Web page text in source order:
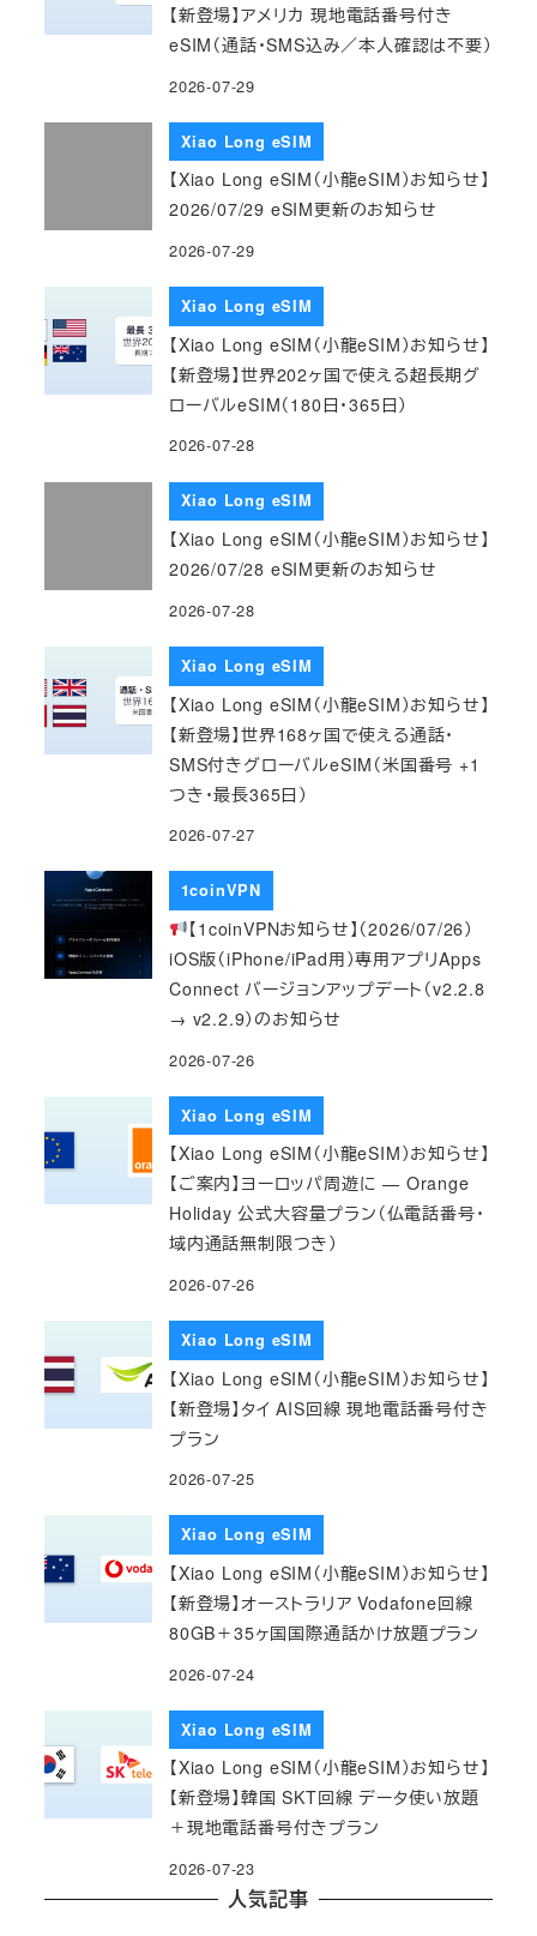
【新登場】アメリカ 現地電話番号付き
eSIM（通話・SMS込み／本人確認は不要）
2026-07-29
Xiao Long eSIM
【Xiao Long eSIM（小龍eSIM）お知らせ】
2026/07/29 eSIM更新のお知らせ
2026-07-29
Xiao Long eSIM
【Xiao Long eSIM（小龍eSIM）お知らせ】
【新登場】世界202ヶ国で使える超長期グ
ローバルeSIM（180日・365日）
2026-07-28
Xiao Long eSIM
【Xiao Long eSIM（小龍eSIM）お知らせ】
2026/07/28 eSIM更新のお知らせ
2026-07-28
Xiao Long eSIM
【Xiao Long eSIM（小龍eSIM）お知らせ】
【新登場】世界168ヶ国で使える通話・
SMS付きグローバルeSIM（米国番号 +1
つき・最長365日）
2026-07-27
1coinVPN
【1coinVPNお知らせ】（2026/07/26）
iOS版（iPhone/iPad用）専用アプリApps
Connect バージョンアップデート（v2.2.8
→ v2.2.9）のお知らせ
2026-07-26
Xiao Long eSIM
【Xiao Long eSIM（小龍eSIM）お知らせ】
【ご案内】ヨーロッパ周遊に — Orange
Holiday 公式大容量プラン（仏電話番号・
域内通話無制限つき）
2026-07-26
Xiao Long eSIM
【Xiao Long eSIM（小龍eSIM）お知らせ】
【新登場】タイ AIS回線 現地電話番号付き
プラン
2026-07-25
Xiao Long eSIM
【Xiao Long eSIM（小龍eSIM）お知らせ】
【新登場】オーストラリア Vodafone回線
80GB＋35ヶ国国際通話かけ放題プラン
2026-07-24
Xiao Long eSIM
【Xiao Long eSIM（小龍eSIM）お知らせ】
【新登場】韓国 SKT回線 データ使い放題
＋現地電話番号付きプラン
2026-07-23
人気記事